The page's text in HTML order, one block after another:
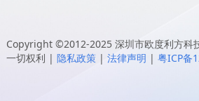
Copyright ©2012-2025 深圳市欧度利方科
一切权利 | 隐私政策 | 法律声明 | 粤ICP备